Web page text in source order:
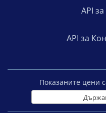
API
API за
Показаните цени